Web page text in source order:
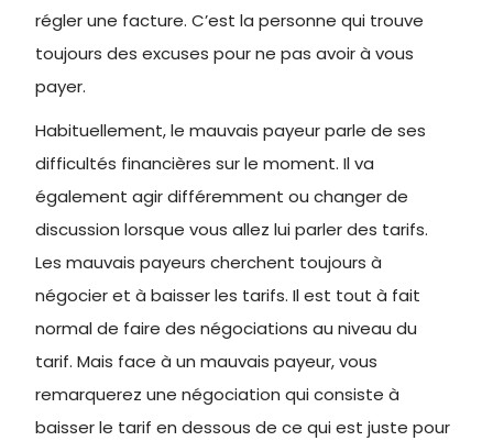
régler une facture. C’est la personne qui trouve
toujours des excuses pour ne pas avoir à vous
payer.
Habituellement, le mauvais payeur parle de ses
difficultés financières sur le moment. Il va
également agir différemment ou changer de
discussion lorsque vous allez lui parler des tarifs.
Les mauvais payeurs cherchent toujours à
négocier et à baisser les tarifs. Il est tout à fait
normal de faire des négociations au niveau du
tarif. Mais face à un mauvais payeur, vous
remarquerez une négociation qui consiste à
baisser le tarif en dessous de ce qui est juste pour